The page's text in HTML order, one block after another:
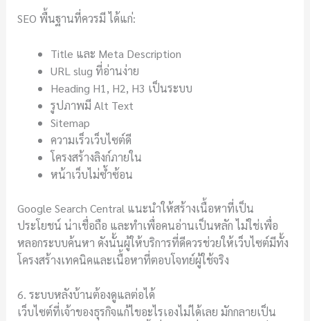
SEO พื้นฐานที่ควรมี ได้แก่:
Title และ Meta Description
URL slug ที่อ่านง่าย
Heading H1, H2, H3 เป็นระบบ
รูปภาพมี Alt Text
Sitemap
ความเร็วเว็บไซต์ดี
โครงสร้างลิงก์ภายใน
หน้าเว็บไม่ซ้ำซ้อน
Google Search Central แนะนำให้สร้างเนื้อหาที่เป็น
ประโยชน์ น่าเชื่อถือ และทำเพื่อคนอ่านเป็นหลัก ไม่ใช่เพื่อ
หลอกระบบค้นหา ดังนั้นผู้ให้บริการที่ดีควรช่วยให้เว็บไซต์มีทั้ง
โครงสร้างเทคนิคและเนื้อหาที่ตอบโจทย์ผู้ใช้จริง
6. ระบบหลังบ้านต้องดูแลต่อได้
เว็บไซต์ที่เจ้าของธุรกิจแก้ไขอะไรเองไม่ได้เลย มักกลายเป็น